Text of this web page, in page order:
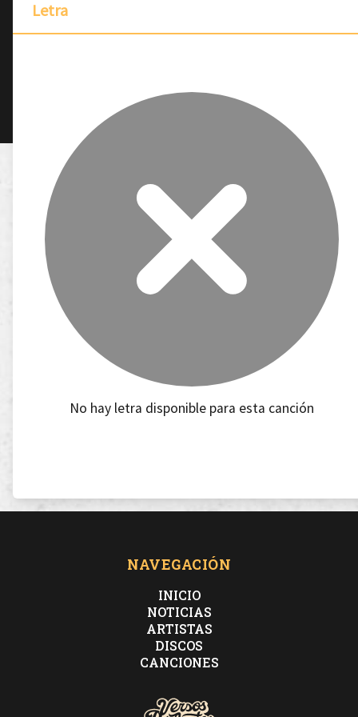
Letra
No hay letra disponible para esta canción
NAVEGACIÓN
INICIO
NOTICIAS
ARTISTAS
DISCOS
CANCIONES